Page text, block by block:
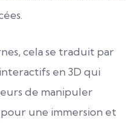
cela se traduit par
en 3D qui
de manipuler
une immersion et